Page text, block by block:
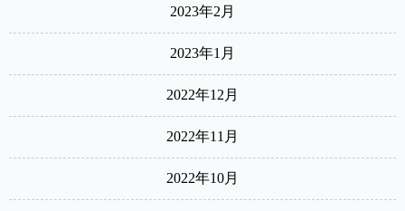
2023年2月
2023年1月
2022年12月
2022年11月
2022年10月